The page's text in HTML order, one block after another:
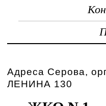
Адреса Серова,
ЛЕНИНА 130